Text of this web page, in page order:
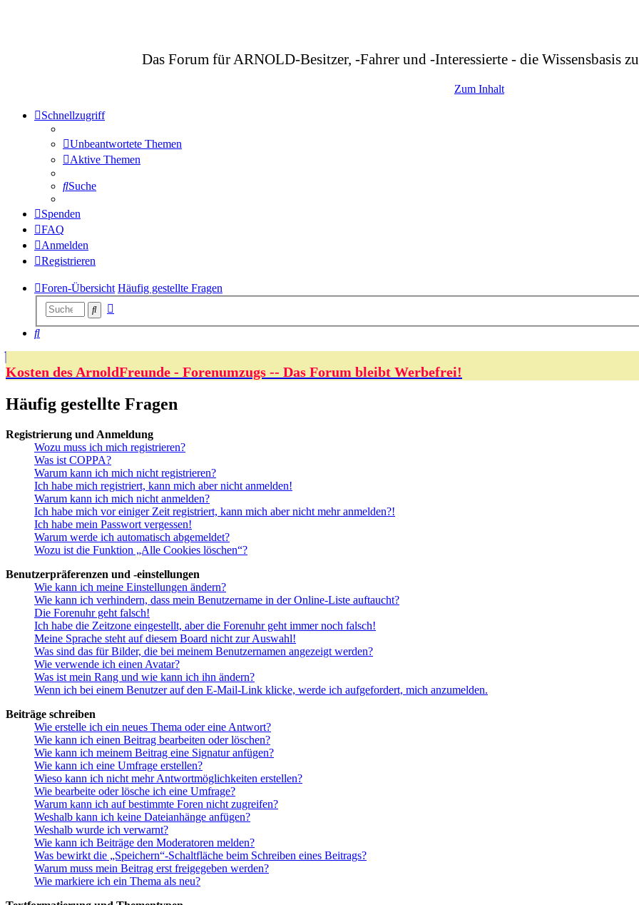
Das Forum für ARNOLD-Besitzer, -Fahrer und -Interessierte - die Wissensbasis
Zum Inhalt
Schnellzugriff
Unbeantwortete Themen
Aktive Themen
Suche
Spenden
FAQ
Anmelden
Registrieren
Foren-Übersicht Häufig gestellte Fragen
Suche
Suche
Kosten des ArnoldFreunde - Forenumzugs -- Das Forum bleibt Werbefrei!
Häufig gestellte Fragen
Registrierung und Anmeldung
Wozu muss ich mich registrieren?
Was ist COPPA?
Warum kann ich mich nicht registrieren?
Ich habe mich registriert, kann mich aber nicht anmelden!
Warum kann ich mich nicht anmelden?
Ich habe mich vor einiger Zeit registriert, kann mich aber nicht mehr anmelden?!
Ich habe mein Passwort vergessen!
Warum werde ich automatisch abgemeldet?
Wozu ist die Funktion „Alle Cookies löschen“?
Benutzerpräferenzen und -einstellungen
Wie kann ich meine Einstellungen ändern?
Wie kann ich verhindern, dass mein Benutzername in der Online-Liste auftaucht?
Die Forenuhr geht falsch!
Ich habe die Zeitzone eingestellt, aber die Forenuhr geht immer noch falsch!
Meine Sprache steht auf diesem Board nicht zur Auswahl!
Was sind das für Bilder, die bei meinem Benutzernamen angezeigt werden?
Wie verwende ich einen Avatar?
Was ist mein Rang und wie kann ich ihn ändern?
Wenn ich bei einem Benutzer auf den E-Mail-Link klicke, werde ich aufgefordert, mich anzumelden.
Beiträge schreiben
Wie erstelle ich ein neues Thema oder eine Antwort?
Wie kann ich einen Beitrag bearbeiten oder löschen?
Wie kann ich meinem Beitrag eine Signatur anfügen?
Wie kann ich eine Umfrage erstellen?
Wieso kann ich nicht mehr Antwortmöglichkeiten erstellen?
Wie bearbeite oder lösche ich eine Umfrage?
Warum kann ich auf bestimmte Foren nicht zugreifen?
Weshalb kann ich keine Dateianhänge anfügen?
Weshalb wurde ich verwarnt?
Wie kann ich Beiträge den Moderatoren melden?
Was bewirkt die „Speichern“-Schaltfläche beim Schreiben eines Beitrags?
Warum muss mein Beitrag erst freigegeben werden?
Wie markiere ich ein Thema als neu?